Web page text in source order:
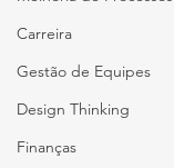
Carreira
Gestão de Equipes
Design Thinking
Finanças